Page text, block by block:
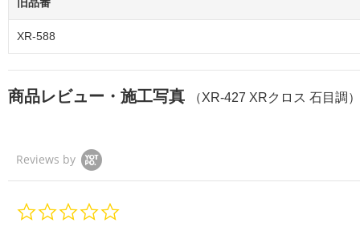
XR-588
商品レビュー・施工写真 （XR-427 XRクロス 石目調）
Reviews by